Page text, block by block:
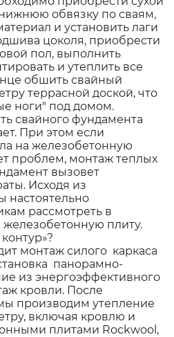
обвязку по сваям,
и установить лаги
цоколя, приобрести
пол, выполнить
и утеплить все
обшить свайный
террасной доской, что
ноги" под домом.
свайного фундамента
При этом если
на железобетонную
проблем, монтаж теплых
вызовет
Исходя из
рассмотреть в
железобетонную плиту.
монтаж силого каркаса
панорамно-
из энергоэффективного
кровли. После
производим утепление
включая кровлю и
плитами Rockwool,